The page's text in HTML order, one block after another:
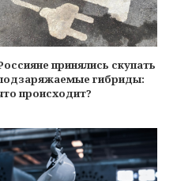
принялись скупать
гибриды:
происходит?